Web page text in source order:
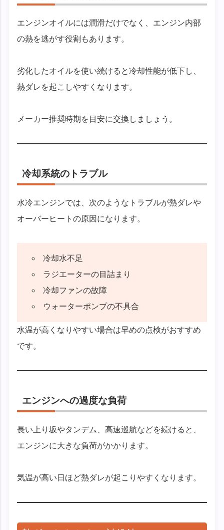
エンジンオイルには潤滑だけでなく、エンジン内部
の熱を逃がす役割もあります。
劣化したオイルを使い続けると冷却性能が低下し、
熱ダレを起こしやすくなります。
メーカー推奨時期を目安に交換しましょう。
冷却系統のトラブル
水冷エンジンでは、次のようなトラブルが熱ダレや
オーバーヒートの原因になります。
冷却水不足
ラジエーターの目詰まり
冷却ファンの故障
ウォーターポンプの不具合
水温が高くなりやすい場合は早めの点検がおすすめ
です。
エンジンへの過度な負荷
長い上り坂やタンデム、高速巡航などを続けると、
エンジンに大きな負荷がかかります。
気温が高い日ほど熱ダレが起こりやすくなります。